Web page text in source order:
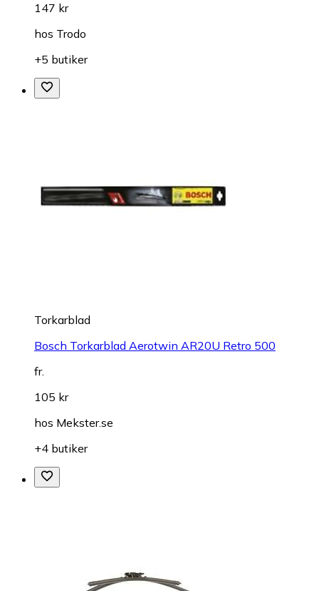
147 kr
hos Trodo
+5 butiker
Torkarblad
Bosch Torkarblad Aerotwin AR20U Retro 500
fr.
105 kr
hos Mekster.se
+4 butiker